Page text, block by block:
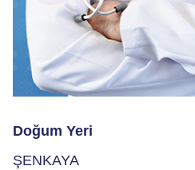
Doğum Yeri
ŞENKAYA